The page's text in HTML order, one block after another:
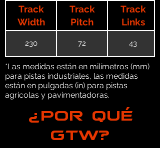
Track
Width
Track
Pitch
Track
Links
230 72 43
*Las medidas están en milímetros (mm)
para pistas industriales, las medidas
están en pulgadas (in) para pistas
agrícolas y pavimentadoras.
¿POR QUÉ
GTW?